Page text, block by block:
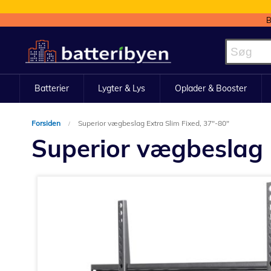
to
Content
Batterier Lygter & Lys Oplader & Booster
Forsiden Superior vægbeslag Extra Slim Fixed, 37"-80"
Superior vægbeslag